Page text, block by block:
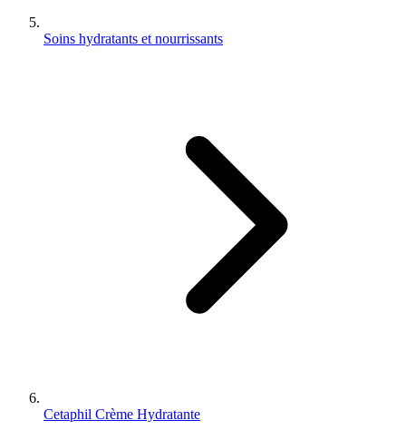
Soins hydratants et nourrissants
Cetaphil Crème Hydratante